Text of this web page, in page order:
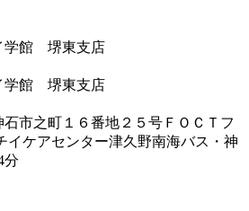
学館 堺東支店
学館 堺東支店
市之町１６番地２５号ＦＯＣＴフ
イケアセンター津久野南海バス・神
分